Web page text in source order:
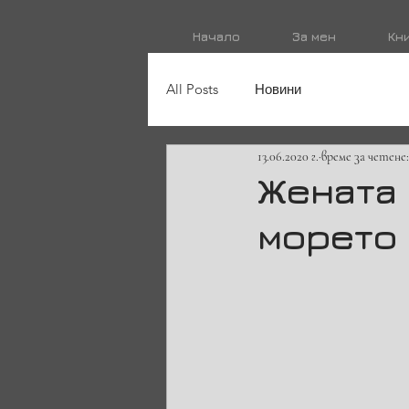
Начало За мен
All Posts Новини
Жената
морето
13.06.2020 г. време за